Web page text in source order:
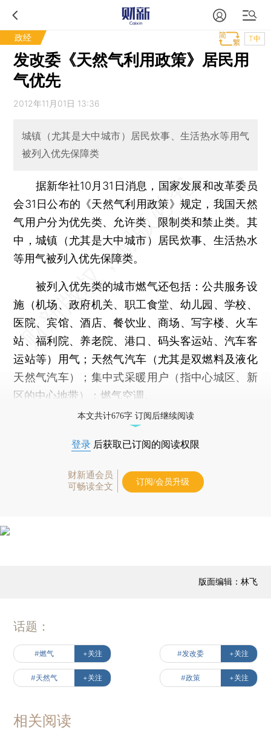
政经 T中
发改委《天然气利用政策》居民用
气优先
2012年11月01日 13:36
城镇（尤其是大中城市）居民炊事、生活热水等用气
被列入优先保障类
据新华社10月31日消息，国家发展和改革委员
会31日公布的《天然气利用政策》规定，我国天然
气用户分为优先类、允许类、限制类和禁止类。其
中，城镇（尤其是大中城市）居民炊事、生活热水
等用气被列入优先保障类。
被列入优先类的城市燃气还包括：公共服务设
施（机场、政府机关、职工食堂、幼儿园、学校、
医院、宾馆、酒店、餐饮业、商场、写字楼、火车
站、福利院、养老院、港口、码头客运站、汽车客
运站等）用气；天然气汽车（尤其是双燃料及液化
天然气汽车）；集中式采暖用户（指中心城区、新
区的中心地带）；燃气空调。
本文共计676字 订阅后继续阅读
登录 后获取已订阅的阅读权限
财新通会员
可畅读全文
订阅/会员升级
版面编辑：林飞
话题：
#燃气 +关注 #发改委 +关注
#天然气 +关注 #政策 +关注
相关阅读